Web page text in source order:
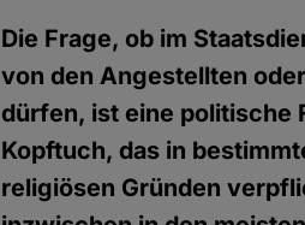
Die Frage, ob im
von den Angestellten
dürfen, ist eine politische
Kopftuch, das in
religiösen Gründen